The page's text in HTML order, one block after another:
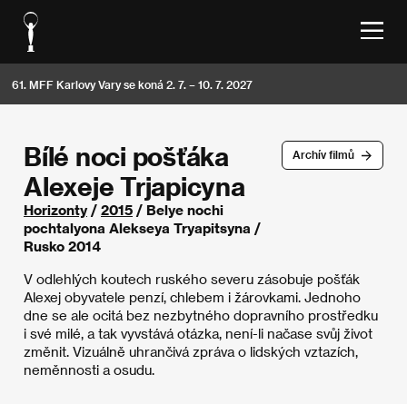
61. MFF Karlovy Vary se koná 2. 7. – 10. 7. 2027
Archív filmů
Bílé noci pošťáka
Alexeje Trjapicyna
Horizonty/ 2015 / Belye nochi
pochtalyona Alekseya Tryapitsyna /
Rusko 2014
V odlehlých koutech ruského severu zásobuje pošťák
Alexej obyvatele penzí, chlebem i žárovkami. Jednoho
dne se ale ocitá bez nezbytného dopravního prostředku
i své milé, a tak vyvstává otázka, není-li načase svůj život
změnit. Vizuálně uhrančivá zpráva o lidských vztazích,
neměnnosti a osudu.